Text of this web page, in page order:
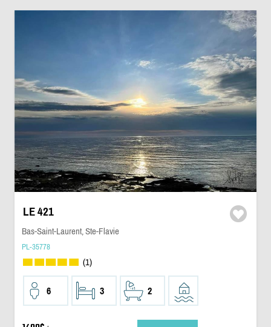
LE 421
Bas-Saint-Laurent, Ste-Flavie
PL-35778
(1)
6 3 2